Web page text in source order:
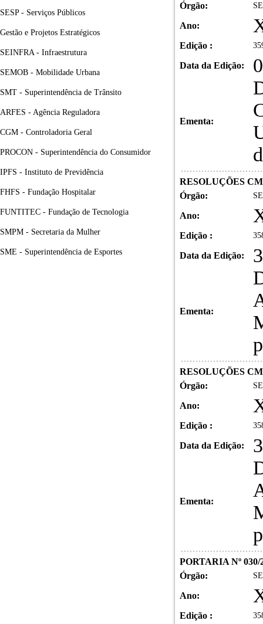
SESP - Serviços Públicos
Gestão e Projetos Estratégicos
SEINFRA - Infraestrutura
SEMOB - Mobilidade Urbana
SMT - Superintendência de Trânsito
ARFES - Agência Reguladora
CGM - Controladoria Geral
PROCON - Superintendência do Consumidor
IPFS - Instituto de Previdência
FHFS - Fundação Hospitalar
FUNTITEC - Fundação de Tecnologia
SMPM - Secretaria da Mulher
SME - Superintendência de Esportes
Órgão:
Ano:
Edição :
Data da Edição:
Ementa:
RESOLUÇÕES
Órgão:
Ano:
Edição :
Data da Edição:
Ementa:
RESOLUÇÕES
Órgão:
Ano:
Edição :
Data da Edição:
Ementa:
PORTARIA Nº 030/
Órgão:
Ano:
Edição :